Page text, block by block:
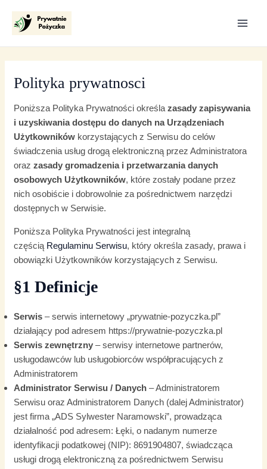
content
Polityka prywatnosci
Poniższa Polityka Prywatności określazasady zapisywania
i uzyskiwania dostępu do danych na Urządzeniach
Użytkowników korzystających z Serwisu do celów
świadczenia usług drogą elektroniczną przez Administratora
orazzasady gromadzenia i przetwarzania danych
osobowych Użytkowników, które zostały podane przez
nich osobiście i dobrowolnie za pośrednictwem narzędzi
dostępnych w Serwisie.
Poniższa Polityka Prywatności jest integralną
częścią Regulaminu Serwisu, który określa zasady, prawa i
obowiązki Użytkowników korzystających z Serwisu.
§1 Definicje
Serwis – serwis internetowy „prywatnie-pozyczka.pl”
działający pod adresem https://prywatnie-pozyczka.pl
Serwis zewnętrzny – serwisy internetowe partnerów,
usługodawców lub usługobiorców współpracujących z
Administratorem
Administrator Serwisu / Danych – Administratorem
Serwisu oraz Administratorem Danych (dalej Administrator)
jest firma „ADS Sylwester Naramowski”, prowadząca
działalność pod adresem: Łęki, o nadanym numerze
identyfikacji podatkowej (NIP): 8691904807, świadcząca
usługi drogą elektroniczną za pośrednictwem Serwisu